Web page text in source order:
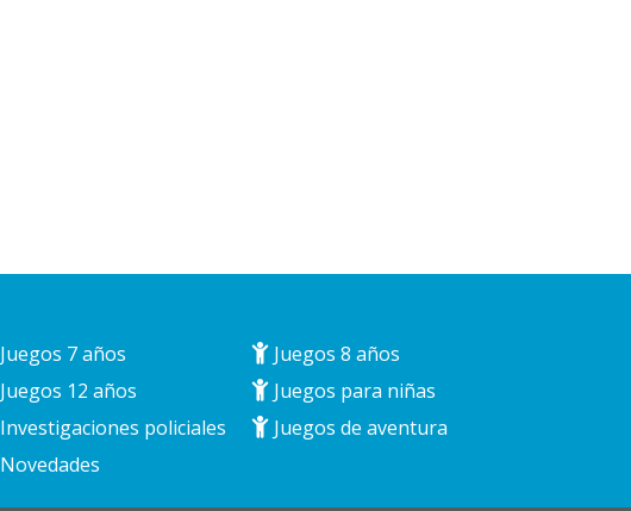
Juegos 7 años
Juegos 8 años
Juegos 12 años
Juegos para niñas
Investigaciones policiales
Juegos de aventura
Novedades